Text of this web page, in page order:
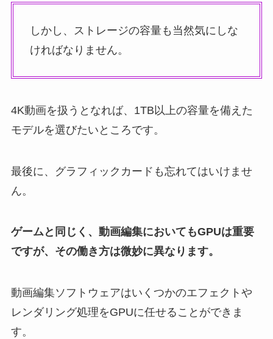
しかし、ストレージの容量も当然気にしな
ければなりません。
4K動画を扱うとなれば、1TB以上の容量を備えた
モデルを選びたいところです。
最後に、グラフィックカードも忘れてはいけませ
ん。
ゲームと同じく、動画編集においてもGPUは重要
ですが、その働き方は微妙に異なります。
動画編集ソフトウェアはいくつかのエフェクトや
レンダリング処理をGPUに任せることができま
す。